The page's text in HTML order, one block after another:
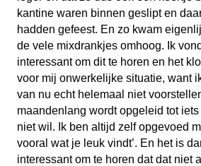
kantine waren binnen geslipt en
hadden gefeest. En zo kwam
de vele mixdrankjes omhoog. Ik
interessant om dit te horen en het
voor mij onwerkelijke situatie, want
van nu echt helemaal niet
maandenlang wordt opgeleid tot
niet wil. Ik ben altijd zelf opgevoed
vooral wat je leuk vindt’. En het is
interessant om te horen dat dat niet